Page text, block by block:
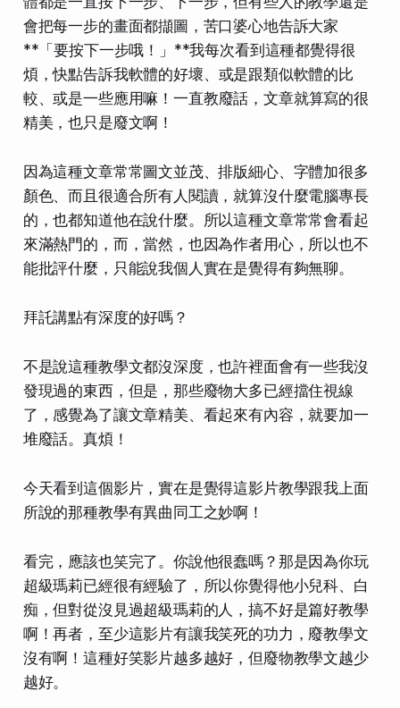
會把每一步的畫面都擷圖，苦口婆心地告訴大家
**「要按下一步哦！」**我每次看到這種都覺得很
煩，快點告訴我軟體的好壞、或是跟類似軟體的比
較、或是一些應用嘛！一直教廢話，文章就算寫的很
精美，也只是廢文啊！
因為這種文章常常圖文並茂、排版細心、字體加很多
顏色、而且很適合所有人閱讀，就算沒什麼電腦專長
的，也都知道他在說什麼。所以這種文章常常會看起
來滿熱門的，而，當然，也因為作者用心，所以也不
能批評什麼，只能說我個人實在是覺得有夠無聊。
拜託講點有深度的好嗎？
不是說這種教學文都沒深度，也許裡面會有一些我沒
發現過的東西，但是，那些廢物大多已經擋住視線
了，感覺為了讓文章精美、看起來有內容，就要加一
堆廢話。真煩！
今天看到這個影片，實在是覺得這影片教學跟我上面
所說的那種教學有異曲同工之妙啊！
看完，應該也笑完了。你說他很蠢嗎？那是因為你玩
超級瑪莉已經很有經驗了，所以你覺得他小兒科、白
痴，但對從沒見過超級瑪莉的人，搞不好是篇好教學
啊！再者，至少這影片有讓我笑死的功力，廢教學文
沒有啊！這種好笑影片越多越好，但廢物教學文越少
越好。